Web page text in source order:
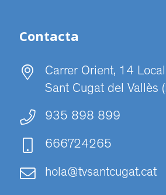
Contacta
Carrer Orient, 14
Sant Cugat del Vallès
935 898 899
666724265
hola@tvsantcugat.cat